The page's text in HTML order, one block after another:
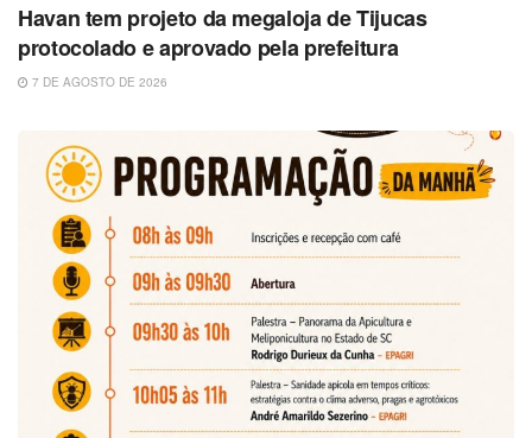
Havan tem projeto da megaloja de Tijucas
protocolado e aprovado pela prefeitura
7 DE AGOSTO DE 2026